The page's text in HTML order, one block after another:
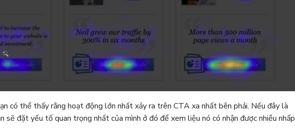
có thể thấy rằng hoạt động lớn nhất xảy ra trên CTA xa nhất bên phải. Nếu đây là
sẽ đặt yếu tố quan trọng nhất của mình ở đó để xem liệu nó có nhận được nhiều nhấp